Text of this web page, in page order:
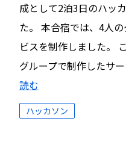
成として2泊3日のハッ
た。 本合宿では、4人
ビスを制作しました。
グループで制作したサ
読む
ハッカソン